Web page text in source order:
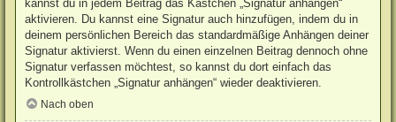
kannst du in jedem Beitrag das Kästchen „Signatur anhängen“
aktivieren. Du kannst eine Signatur auch hinzufügen, indem du in
deinem persönlichen Bereich das standardmäßige Anhängen deiner
Signatur aktivierst. Wenn du einen einzelnen Beitrag dennoch ohne
Signatur verfassen möchtest, so kannst du dort einfach das
Kontrollkästchen „Signatur anhängen“ wieder deaktivieren.
Nach oben